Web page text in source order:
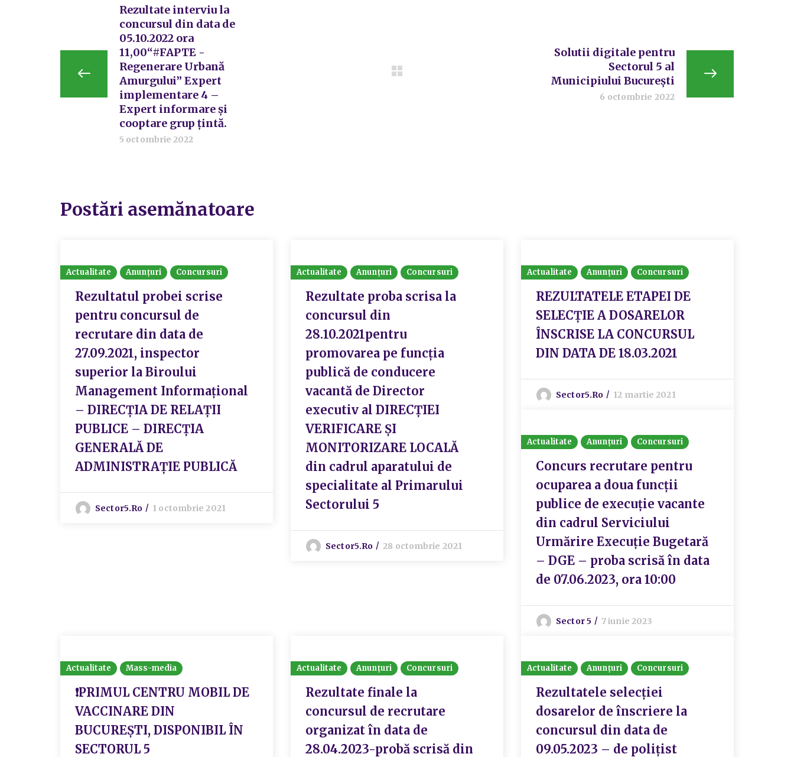
Rezultate interviu la
concursul din data de
05.10.2022 ora
11,00“#FAPTE -
Regenerare Urbană
Amurgului” Expert
implementare 4 –
Expert informare și
cooptare grup țintă.
5 octombrie 2022
Solutii digitale pentru
Sectorul 5 al
Municipiului București
6 octombrie 2022
Postări asemănatoare
Actualitate Anunțuri Concursuri
Rezultatul probei scrise
pentru concursul de
recrutare din data de
27.09.2021, inspector
superior la Biroului
Management Informațional
– DIRECȚIA DE RELAȚII
PUBLICE – DIRECȚIA
GENERALĂ DE
ADMINISTRAȚIE PUBLICĂ
Sector5.ro 1 octombrie 2021
Actualitate Anunțuri Concursuri
Rezultate proba scrisa la
concursul din
28.10.2021pentru
promovarea pe funcția
publică de conducere
vacantă de Director
executiv al DIRECȚIEI
VERIFICARE ȘI
MONITORIZARE LOCALĂ
din cadrul aparatului de
specialitate al Primarului
Sectorului 5
Sector5.ro 28 octombrie 2021
Actualitate Anunțuri Concursuri
REZULTATELE ETAPEI DE
SELECȚIE A DOSARELOR
ÎNSCRISE LA CONCURSUL
DIN DATA DE 18.03.2021
Sector5.ro 12 martie 2021
Actualitate Anunțuri Concursuri
Concurs recrutare pentru
ocuparea a doua funcții
publice de execuție vacante
din cadrul Serviciului
Urmărire Execuție Bugetară
– DGE – proba scrisă în data
de 07.06.2023, ora 10:00
Sector 5 7 iunie 2023
Actualitate Mass-media
❗PRIMUL CENTRU MOBIL DE
VACCINARE DIN
BUCUREȘTI, DISPONIBIL ÎN
SECTORUL 5
Actualitate Anunțuri Concursuri
Rezultate finale la
concursul de recrutare
organizat în data de
28.04.2023-probă scrisă din
Actualitate Anunțuri Concursuri
Rezultatele selecţiei
dosarelor de înscriere la
concursul din data de
09.05.2023 – de polițist